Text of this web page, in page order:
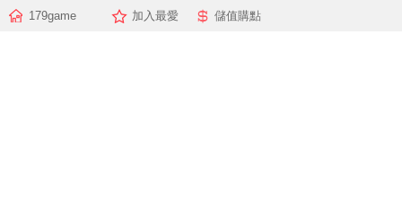
179game 加入最愛 儲值購點